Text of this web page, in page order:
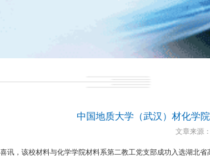
中国地质大学（武汉）材化学
文章来源
讯，该校材料与化学学院材料系第二教工党支部成功入选湖北省